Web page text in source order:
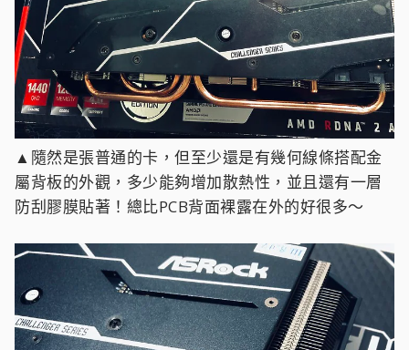
▲隨然是張普通的卡，但至少還是有幾何線條搭配金
屬背板的外觀，多少能夠增加散熱性，並且還有一層
防刮膠膜貼著！總比PCB背面裸露在外的好很多～